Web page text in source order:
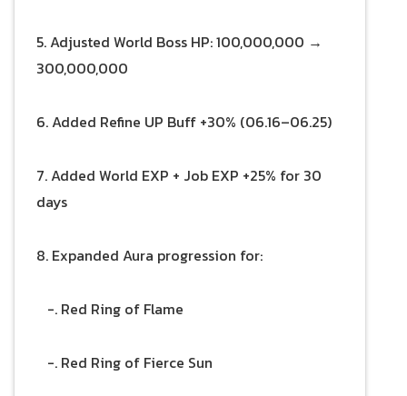
5. Adjusted World Boss HP: 100,000,000 →
300,000,000
6. Added Refine UP Buff +30% (06.16–06.25)
7. Added World EXP + Job EXP +25% for 30
days
8. Expanded Aura progression for:
-. Red Ring of Flame
-. Red Ring of Fierce Sun